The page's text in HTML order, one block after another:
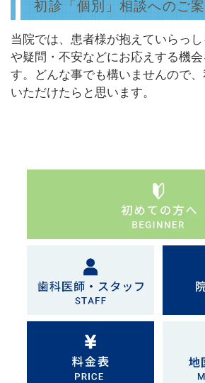
初診「個別」相談へのご
当院では、患者様が抱えていらっ
や疑問・不安などにお応えする機会
す。どんな事でも構いませんので
いただけたらと思います。